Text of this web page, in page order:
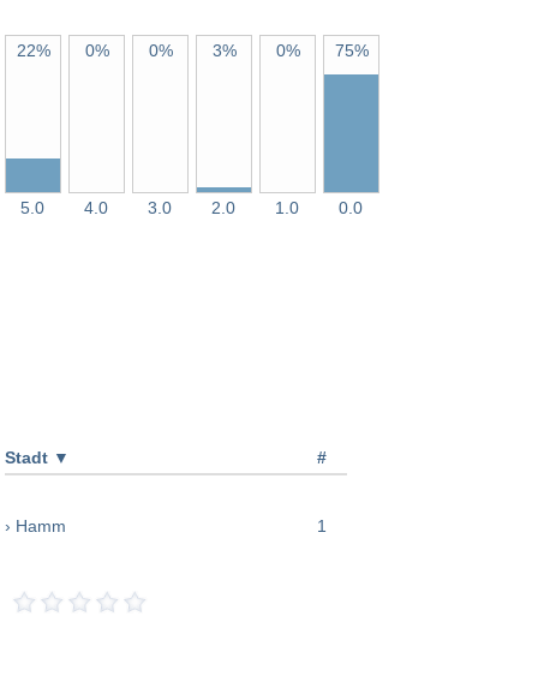
22%
5.0
0%
4.0
0%
3.0
3%
2.0
0%
1.0
75%
0.0
Stadt ▼ #
› Hamm 1